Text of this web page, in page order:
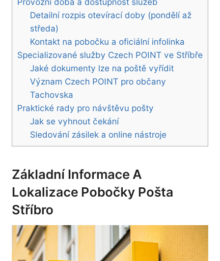
Detailní rozpis otevírací doby (pondělí až
středa)
Kontakt na pobočku a oficiální infolinka
Specializované služby Czech POINT ve Stříbře
Jaké dokumenty lze na poště vyřídit
Význam Czech POINT pro občany
Tachovska
Praktické rady pro návštěvu pošty
Jak se vyhnout čekání
Sledování zásilek a online nástroje
Základní Informace A
Lokalizace Pobočky Pošta
Stříbro